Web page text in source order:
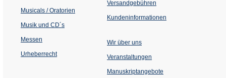
Musicals / Oratorien
Musik und CD´s
Messen
Urheberrecht
Versandgebühren
Kundeninformationen
Wir über uns
Veranstaltungen
einem
Manuskriptangebote